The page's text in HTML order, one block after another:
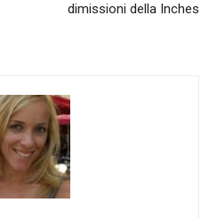
dimissioni della Inches